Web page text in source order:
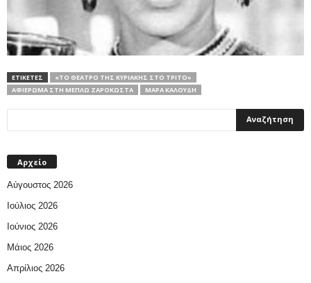
ΕΤΙΚΕΤΕΣ
«ΤΟ ΘΈΑΤΡΟ ΤΗΣ ΚΥΡΙΑΚΉΣ ΣΤΟ ΤΡΊΤΟ»
ΑΦΙΈΡΩΜΑ ΣΤΗ ΜΈΠΛΩ ΖΑΡΌΚΩΣΤΑ
ΜΆΡΑ ΚΑΛΟΎΔΗ
Αρχείο
Αύγουστος 2026
Ιούλιος 2026
Ιούνιος 2026
Μάιος 2026
Απρίλιος 2026